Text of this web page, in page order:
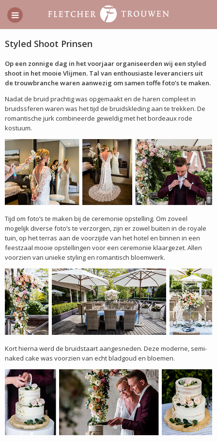
Styled Shoot Prinsen
Op een zonnige dag in het voorjaar organiseerden wij een styled
shoot in het mooie Vlijmen. Tal van enthousiaste leveranciers uit
de trouwbranche waren aanwezig om samen toffe foto’s te maken.
Nadat de bruid prachtig was opgemaakt en de haren compleet in
bruidssferen waren was het tijd de bruidskleding aan te trekken. De
romantische jurk combineerde geweldig met het bordeaux rode
kostuum.
Tijd om foto’s te maken bij de ceremonie opstelling. Om zoveel
mogelijk diverse foto’s te verzorgen, zijn er zowel buiten in de royale
tuin, op het terras aan de voorzijde van het hotel en binnen in een
feestzaal mooie opstellingen voor een ceremonie klaargezet. Allen
voorzien van unieke styling en romantisch bloemwerk.
Kort hierna werd de bruidstaart aangesneden. Deze moderne, semi-
naked cake was voorzien van echt bladgoud en bloemen.